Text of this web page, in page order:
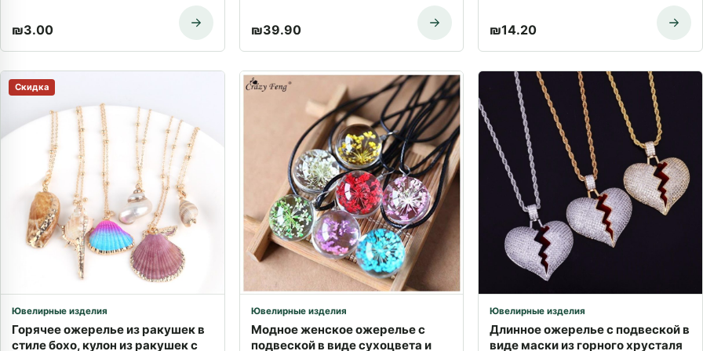
₪3.00 ₪39.90 ₪14.20
Скидка
Ювелирные изделия
Горячее ожерелье из ракушек в
стиле бохо, кулон из ракушек с
Ювелирные изделия
Модное женское ожерелье с
подвеской в ​​виде сухоцвета и
Ювелирные изделия
Длинное ожерелье с подвеской в
​​виде маски из горного хрусталя